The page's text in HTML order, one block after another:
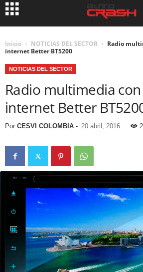
Inicio NOTICIAS DEL SECTOR
Radio
internet Better BT5200
NOTICIAS DEL SECTOR
Radio multimedia
internet Better
Por CESVI COLOMBIA - 20 abril, 2016